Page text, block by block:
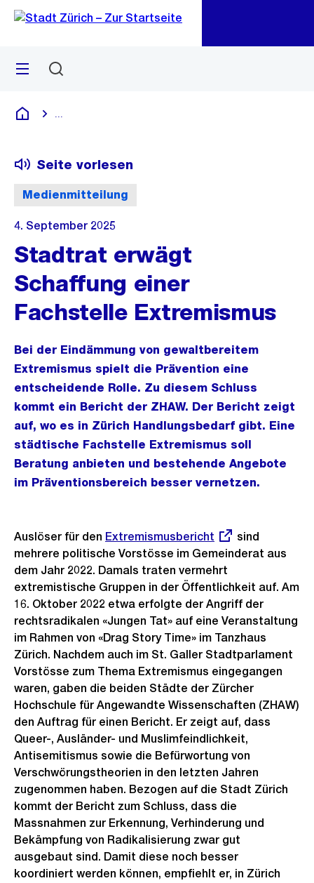
Navigation
Sprunglink
Menü
Deutsch
Medienmitteilung
Seite vorlesen
4. September 2025
Stadtrat erwägt
Schaffung einer
Fachstelle Extremismus
Bei der Eindämmung von gewaltbereitem
Extremismus spielt die Prävention eine
entscheidende Rolle. Zu diesem Schluss
kommt ein Bericht der ZHAW. Der Bericht zeigt
auf, wo es in Zürich Handlungsbedarf gibt. Eine
städtische Fachstelle Extremismus soll
Beratung anbieten und bestehende Angebote
im Präventionsbereich besser vernetzen.
Auslöser für den Externer
Link:
Extremismusbericht
sind
mehrere politische Vorstösse im Gemeinderat aus
dem Jahr 2022. Damals traten vermehrt
extremistische Gruppen in der Öffentlichkeit auf. Am
16. Oktober 2022 etwa erfolgte der Angriff der
rechtsradikalen «Jungen Tat» auf eine Veranstaltung
im Rahmen von «Drag Story Time» im Tanzhaus
Zürich. Nachdem auch im St. Galler Stadtparlament
Vorstösse zum Thema Extremismus eingegangen
waren, gaben die beiden Städte der Zürcher
Hochschule für Angewandte Wissenschaften (ZHAW)
den Auftrag für einen Bericht. Er zeigt auf, dass
Queer-, Ausländer- und Muslimfeindlichkeit,
Antisemitismus sowie die Befürwortung von
Verschwörungstheorien in den letzten Jahren
zugenommen haben. Bezogen auf die Stadt Zürich
kommt der Bericht zum Schluss, dass die
Massnahmen zur Erkennung, Verhinderung und
Bekämpfung von Radikalisierung zwar gut
ausgebaut sind. Damit diese noch besser
koordiniert werden können, empfiehlt er, in Zürich